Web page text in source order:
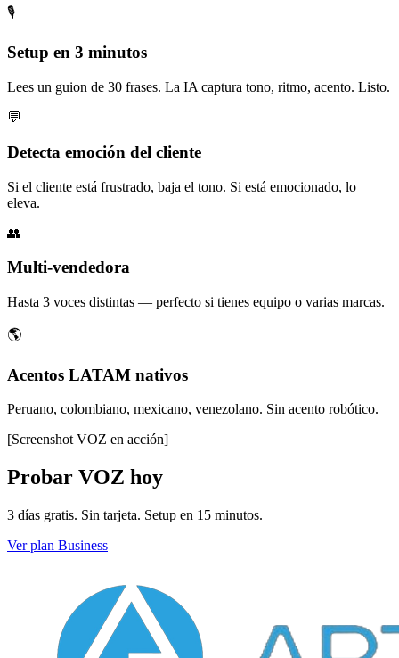
🎙️
Setup en 3 minutos
Lees un guion de 30 frases. La IA captura tono, ritmo, acento. Listo.
💬
Detecta emoción del cliente
Si el cliente está frustrado, baja el tono. Si está emocionado, lo
eleva.
👥
Multi-vendedora
Hasta 3 voces distintas — perfecto si tienes equipo o varias marcas.
🌎
Acentos LATAM nativos
Peruano, colombiano, mexicano, venezolano. Sin acento robótico.
[Screenshot VOZ en acción]
Probar VOZ hoy
3 días gratis. Sin tarjeta. Setup en 15 minutos.
Ver plan Business